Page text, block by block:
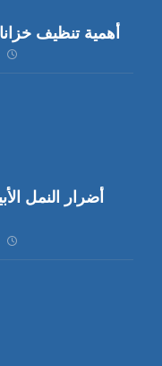
أهمية تنظيف
أضرار النمل